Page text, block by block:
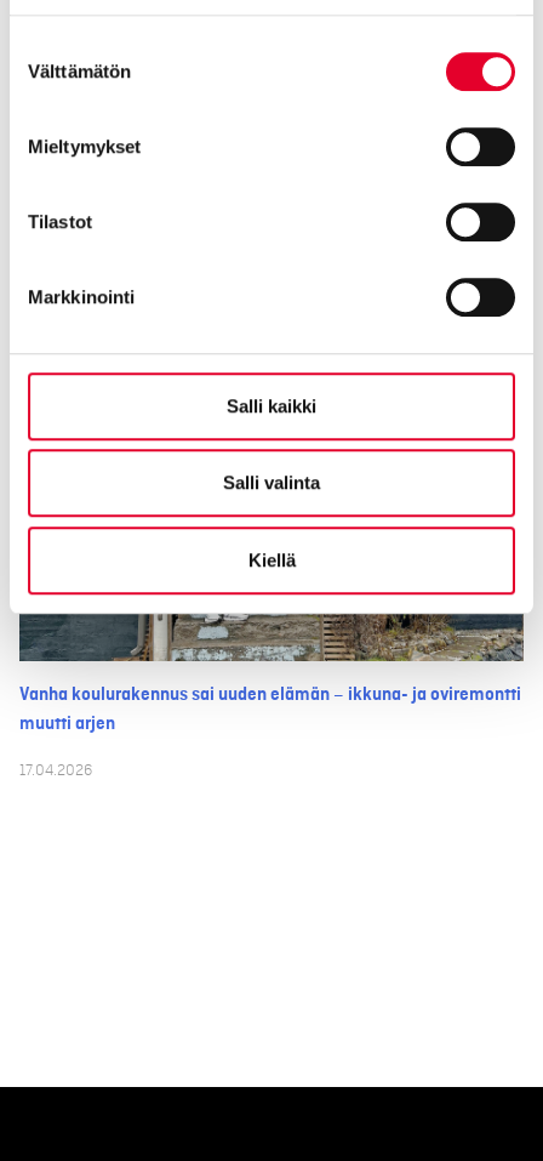
valinta
Välttämätön
Mieltymykset
Tilastot
Markkinointi
Salli kaikki
Salli valinta
Kiellä
Näin taloyhtiön ovi- ja ikkunaremontti parantaa
28.04.2026
Vanha koulurakennus sai uuden elämän – ikkuna- ja oviremontti
muutti arjen
17.04.2026